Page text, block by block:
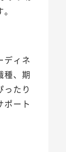
ディネ
種、期
ったり
ポート